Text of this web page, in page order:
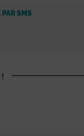
SMS
!